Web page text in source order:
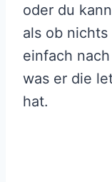
oder du
als ob
einfach
was er die
hat.